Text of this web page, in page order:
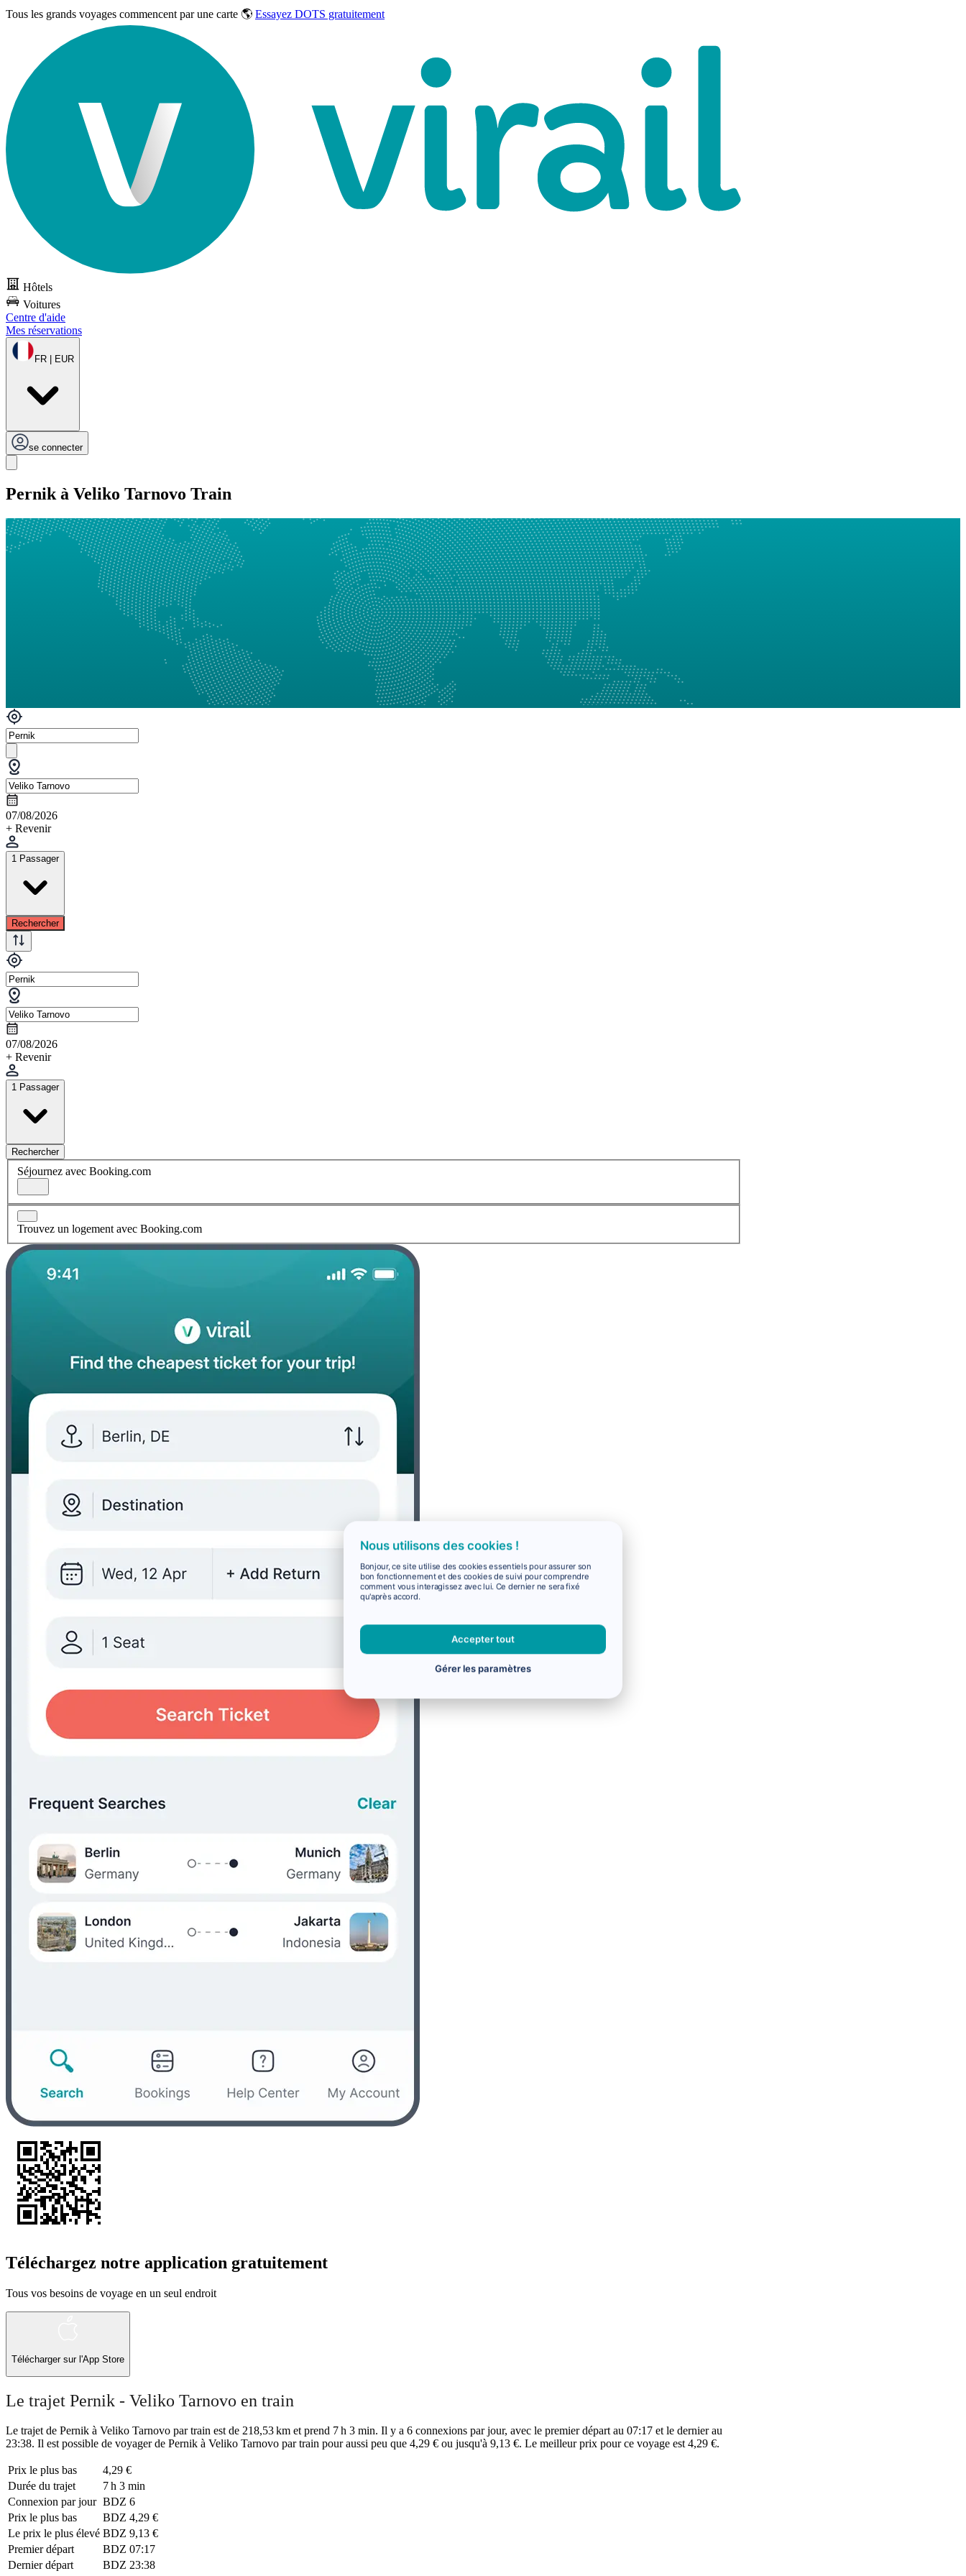
Tous les grands voyages commencent par une carte 🌎 Essayez DOTS gratuitement
Hôtels
Voitures
Centre d'aide
Mes réservations
FR | EUR
se connecter
Pernik à Veliko Tarnovo Train
07/08/2026
+ Revenir
1 Passager
Rechercher
07/08/2026
+ Revenir
1 Passager
Rechercher
Séjournez avec Booking.com
Trouvez un logement avec Booking.com
Téléchargez notre application gratuitement
Tous vos besoins de voyage en un seul endroit
Télécharger sur l'App Store
Le trajet Pernik - Veliko Tarnovo en train
Le trajet de Pernik à Veliko Tarnovo par train est de 218,53 km et prend 7 h 3 min. Il y a 6 connexions par jour, avec le premier départ au 07:17 et le dernier au
23:38. Il est possible de voyager de Pernik à Veliko Tarnovo par train pour aussi peu que 4,29 € ou jusqu'à 9,13 €. Le meilleur prix pour ce voyage est 4,29 €.
Prix ​​le plus bas
4,29 €
Durée du trajet
7 h 3 min
Connexion par jour BDZ 6
Prix ​​le plus bas
BDZ 4,29 €
Le prix le plus élevé BDZ 9,13 €
Premier départ
BDZ 07:17
Dernier départ
BDZ 23:38
Nous utilisons des cookies !
Bonjour, ce site utilise des cookies essentiels pour assurer son
bon fonctionnement et des cookies de suivi pour comprendre
comment vous interagissez avec lui. Ce dernier ne sera fixé
qu'après accord.
Accepter tout
Gérer les paramètres